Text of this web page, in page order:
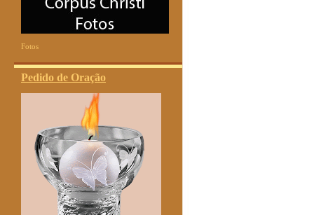
Fotos
Pedido de Oração